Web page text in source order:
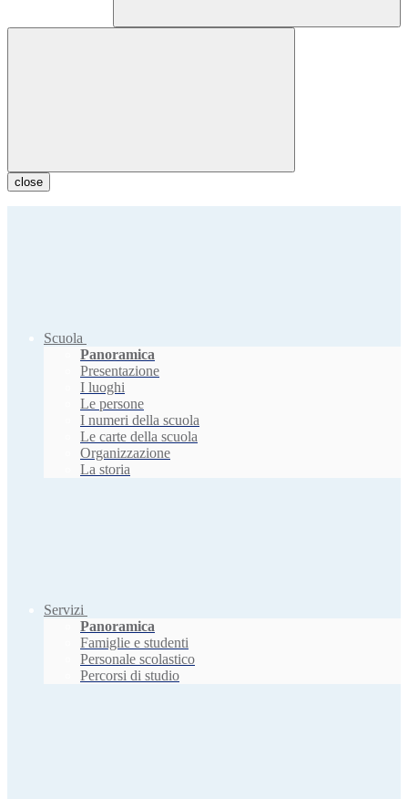
close
Scuola
Panoramica
Presentazione
I luoghi
Le persone
I numeri della scuola
Le carte della scuola
Organizzazione
La storia
Servizi
Panoramica
Famiglie e studenti
Personale scolastico
Percorsi di studio